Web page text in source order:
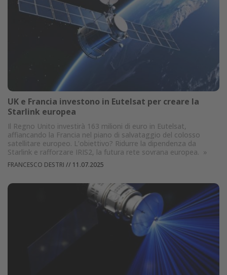
UK e Francia investono in Eutelsat per creare la
Starlink europea
Il Regno Unito investirà 163 milioni di euro in Eutelsat,
affiancando la Francia nel piano di salvataggio del colosso
satellitare europeo. L’obiettivo? Ridurre la dipendenza da
Starlink e rafforzare IRIS2, la futura rete sovrana europea. »
FRANCESCO DESTRI // 11.07.2025